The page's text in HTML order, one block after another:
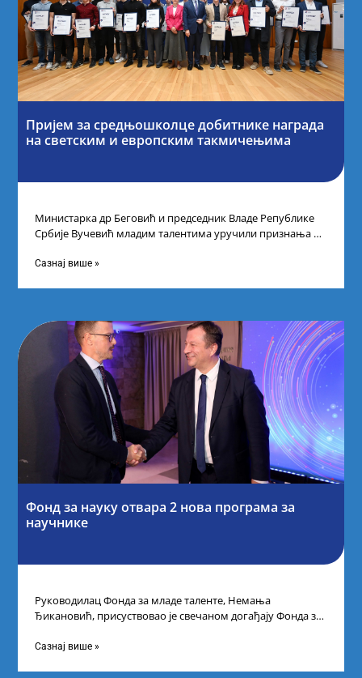
Пријем за средњошколце добитнике награда
на светским и европским такмичењима
Министарка др Беговић и председник Владе Републике
Србије Вучевић младим талентима уручили признања У
Сазнај више »
Фонд за науку отвара 2 нова програма за
научнике
Руководилац Фонда за младе таленте, Немања
Ђикановић, присуствовао је свечаном догађају Фонда за
Сазнај више »